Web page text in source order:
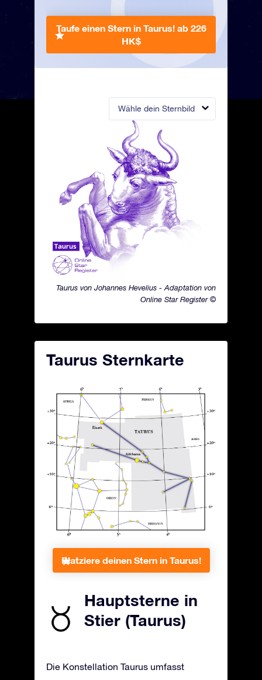
Wähle dein Sternbild
Taurus von Johannes Hevelius - Adaptation von
Online Star Register ©
Taufe einen Stern in Taurus! ab 226
HK$
Taurus Sternkarte
Platziere deinen Stern in Taurus!
Hauptsterne in
Stier (Taurus)
Die Konstellation Taurus umfasst